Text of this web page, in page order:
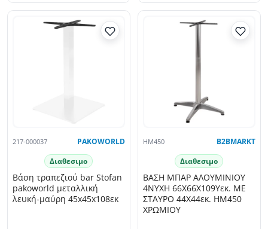
217-000037 PAKOWORLD
Διαθεσιμο
Βάση τραπεζιού bar Stofan
pakoworld μεταλλική
λευκή-μαύρη 45x45x108εκ
HM450 B2BMARKT
Διαθεσιμο
ΒΑΣΗ ΜΠΑΡ ΑΛΟΥΜΙΝΙΟΥ
4ΝΥΧΗ 66X66X109Υεκ. ΜΕ
ΣΤΑΥΡΟ 44Χ44εκ. HM450
ΧΡΩΜΙΟΥ